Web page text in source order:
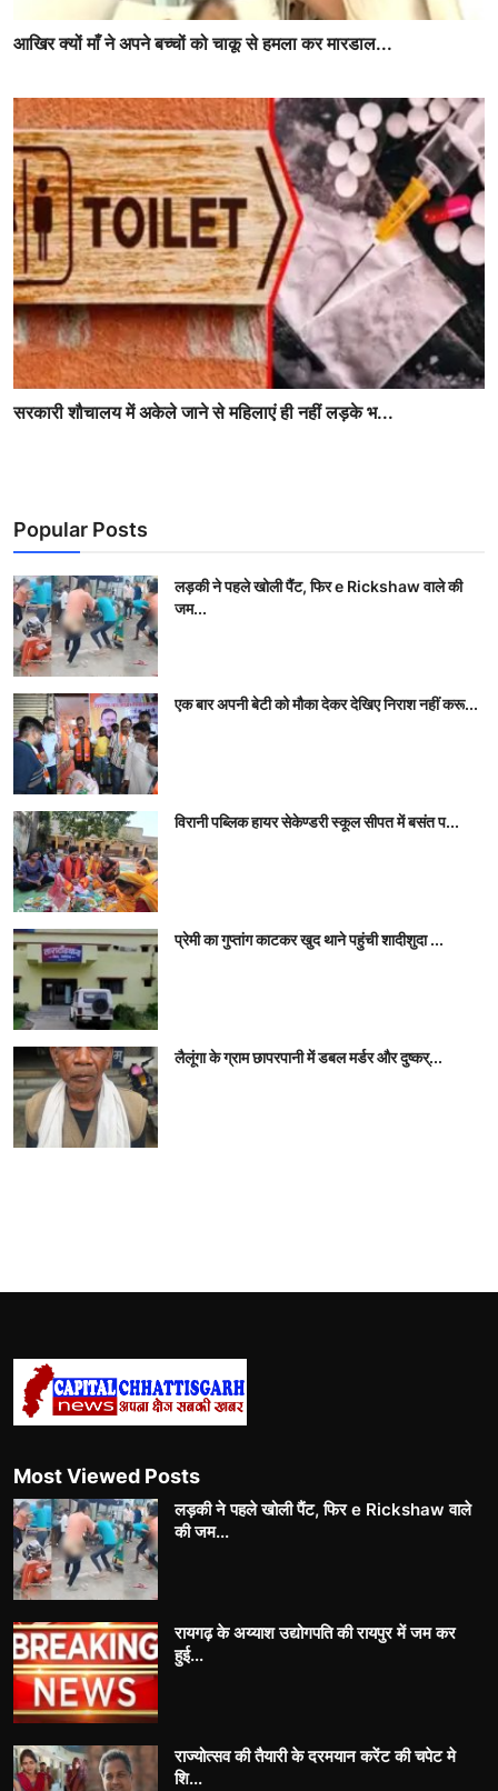
आखिर क्यों माँ ने अपने बच्चों को चाकू से हमला कर मारडाल...
सरकारी शौचालय में अकेले जाने से महिलाएं ही नहीं लड़के भ...
Popular Posts
लड़की ने पहले खोली पैंट, फिर e Rickshaw वाले की
जम...
एक बार अपनी बेटी को मौका देकर देखिए निराश नहीं करू...
विरानी पब्लिक हायर सेकेण्डरी स्कूल सीपत में बसंत प...
प्रेमी का गुप्तांग काटकर खुद थाने पहुंची शादीशुदा ...
लैलूंगा के ग्राम छापरपानी में डबल मर्डर और दुष्कर्...
Most Viewed Posts
लड़की ने पहले खोली पैंट, फिर e Rickshaw वाले
की जम...
रायगढ़ के अय्याश उद्योगपति की रायपुर में जम कर
हुई...
राज्योत्सव की तैयारी के दरमयान करेंट की चपेट मे
शि...